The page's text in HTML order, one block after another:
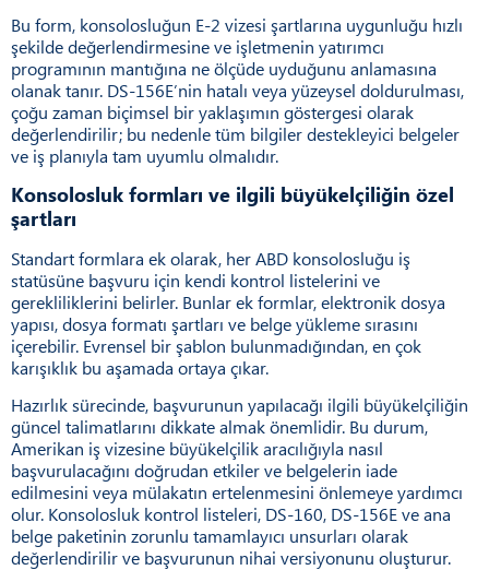
Bu form, konsolosluğun E-2 vizesi şartlarına uygunluğu hızlı
şekilde değerlendirmesine ve işletmenin yatırımcı
programının mantığına ne ölçüde uyduğunu anlamasına
olanak tanır. DS-156E’nin hatalı veya yüzeysel doldurulması,
çoğu zaman biçimsel bir yaklaşımın göstergesi olarak
değerlendirilir; bu nedenle tüm bilgiler destekleyici belgeler
ve iş planıyla tam uyumlu olmalıdır.
Konsolosluk formları ve ilgili büyükelçiliğin özel
şartları
Standart formlara ek olarak, her ABD konsolosluğu iş
statüsüne başvuru için kendi kontrol listelerini ve
gerekliliklerini belirler. Bunlar ek formlar, elektronik dosya
yapısı, dosya formatı şartları ve belge yükleme sırasını
içerebilir. Evrensel bir şablon bulunmadığından, en çok
karışıklık bu aşamada ortaya çıkar.
Hazırlık sürecinde, başvurunun yapılacağı ilgili büyükelçiliğin
güncel talimatlarını dikkate almak önemlidir. Bu durum,
Amerikan iş vizesine büyükelçilik aracılığıyla nasıl
başvurulacağını doğrudan etkiler ve belgelerin iade
edilmesini veya mülakatın ertelenmesini önlemeye yardımcı
olur. Konsolosluk kontrol listeleri, DS-160, DS-156E ve ana
belge paketinin zorunlu tamamlayıcı unsurları olarak
değerlendirilir ve başvurunun nihai versiyonunu oluşturur.